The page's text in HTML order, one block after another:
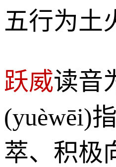
五行为土
跃威读音
(yuèwēi)
萃、积极